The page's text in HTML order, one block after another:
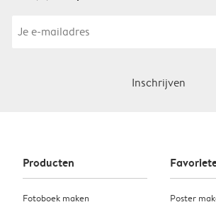
Inschrijven
Producten
Fotoboek maken
Poster